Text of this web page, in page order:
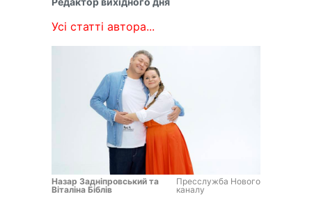
Усі статті автора...
Назар Задніпровський та
Віталіна Біблів
Пресслужба Нового
каналу